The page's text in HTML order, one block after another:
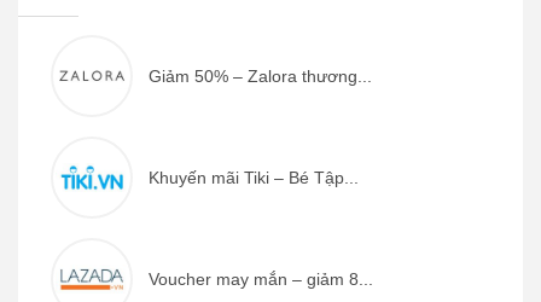
Giảm 50% – Zalora thương...
Khuyến mãi Tiki – Bé Tập...
Voucher may mắn – giảm 8...